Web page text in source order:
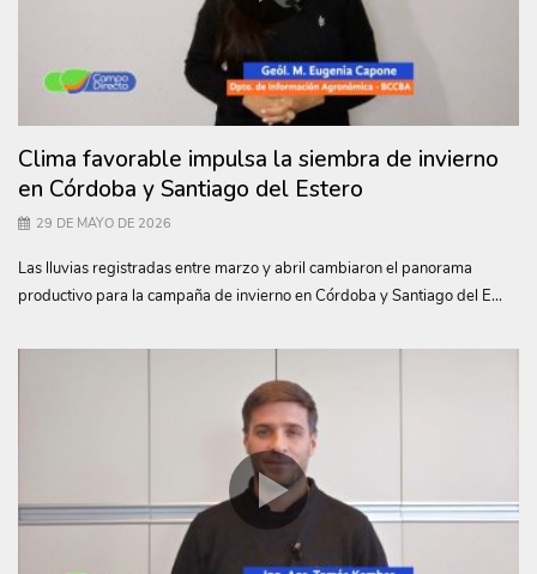
Clima favorable impulsa la siembra de invierno
en Córdoba y Santiago del Estero
29 DE MAYO DE 2026
Las lluvias registradas entre marzo y abril cambiaron el panorama
productivo para la campaña de invierno en Córdoba y Santiago del E...